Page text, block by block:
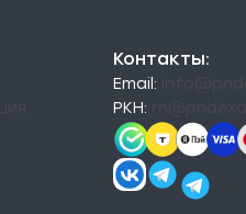
Контакты:
Email:
РКН: